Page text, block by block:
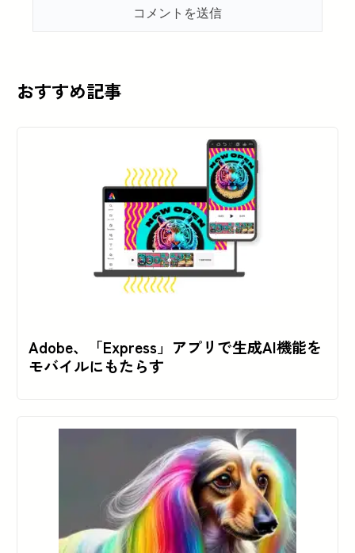
おすすめ記事
Adobe、「Express」アプリで生成AI機能を
モバイルにもたらす